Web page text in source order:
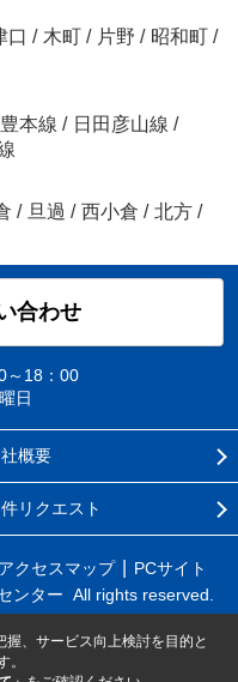
口 / 木町 / 片野 / 昭和町 /
本線 / 日田彦山線 /
/ 旦過 / 西小倉 / 北方 /
合わせ
～18：00
日
概要
リクエスト
アクセスマップ
PCサイト
ンター All rights reserved.
、サービス向上検討を目的と
。